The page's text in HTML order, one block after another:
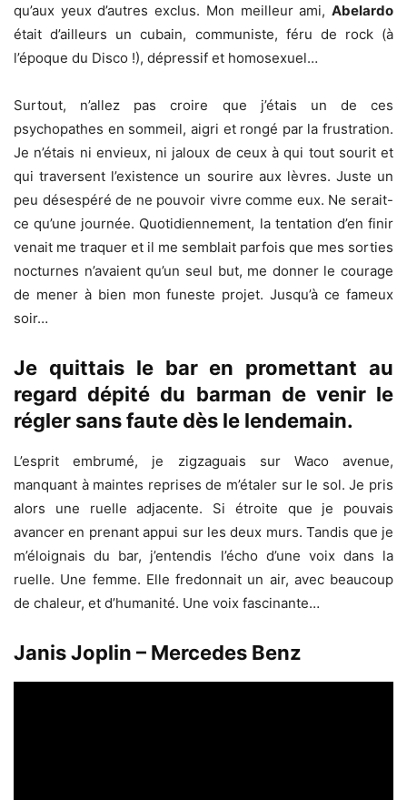
qu’aux yeux d’autres exclus. Mon meilleur ami, Abelardo
était d’ailleurs un cubain, communiste, féru de rock (à
l’époque du Disco !), dépressif et homosexuel…
Surtout, n’allez pas croire que j’étais un de ces
psychopathes en sommeil, aigri et rongé par la frustration.
Je n’étais ni envieux, ni jaloux de ceux à qui tout sourit et
qui traversent l’existence un sourire aux lèvres. Juste un
peu désespéré de ne pouvoir vivre comme eux. Ne serait-
ce qu’une journée. Quotidiennement, la tentation d’en finir
venait me traquer et il me semblait parfois que mes sorties
nocturnes n’avaient qu’un seul but, me donner le courage
de mener à bien mon funeste projet. Jusqu’à ce fameux
soir…
Je quittais le bar en promettant au
regard dépité du barman de venir le
régler sans faute dès le lendemain.
L’esprit embrumé, je zigzaguais sur Waco avenue,
manquant à maintes reprises de m’étaler sur le sol. Je pris
alors une ruelle adjacente. Si étroite que je pouvais
avancer en prenant appui sur les deux murs. Tandis que je
m’éloignais du bar, j’entendis l’écho d’une voix dans la
ruelle. Une femme. Elle fredonnait un air, avec beaucoup
de chaleur, et d’humanité. Une voix fascinante…
Janis Joplin – Mercedes Benz